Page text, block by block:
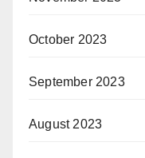
October 2023
September 2023
August 2023